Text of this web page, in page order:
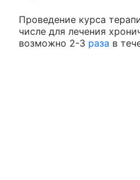
Проведение курса
числе для лечения
возможно 2-3 раза в